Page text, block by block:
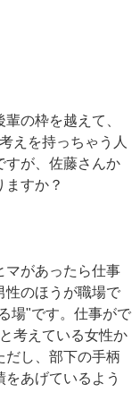
の枠を越えて、
えを持っちゃう人
すが、佐藤さんか
ますか？
マがあったら仕事
性のほうが職場で
場"です。仕事がで
考えている女性か
だし、部下の手柄
あげているよう